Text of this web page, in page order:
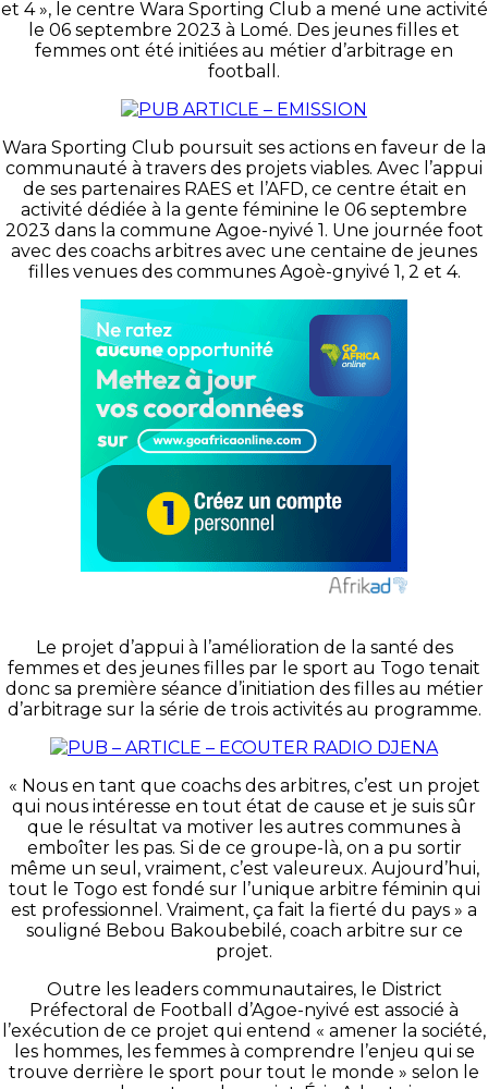
et 4 », le centre Wara Sporting Club a mené une activité
le 06 septembre 2023 à Lomé. Des jeunes filles et
femmes ont été initiées au métier d’arbitrage en
football.
Wara Sporting Club poursuit ses actions en faveur de la
communauté à travers des projets viables. Avec l’appui
de ses partenaires RAES et l’AFD, ce centre était en
activité dédiée à la gente féminine le 06 septembre
2023 dans la commune Agoe-nyivé 1. Une journée foot
avec des coachs arbitres avec une centaine de jeunes
filles venues des communes Agoè-gnyivé 1, 2 et 4.
Le projet d’appui à l’amélioration de la santé des
femmes et des jeunes filles par le sport au Togo tenait
donc sa première séance d’initiation des filles au métier
d’arbitrage sur la série de trois activités au programme.
« Nous en tant que coachs des arbitres, c’est un projet
qui nous intéresse en tout état de cause et je suis sûr
que le résultat va motiver les autres communes à
emboîter les pas. Si de ce groupe-là, on a pu sortir
même un seul, vraiment, c’est valeureux. Aujourd’hui,
tout le Togo est fondé sur l’unique arbitre féminin qui
est professionnel. Vraiment, ça fait la fierté du pays » a
souligné Bebou Bakoubebilé, coach arbitre sur ce
projet.
Outre les leaders communautaires, le District
Préfectoral de Football d’Agoe-nyivé est associé à
l’exécution de ce projet qui entend « amener la société,
les hommes, les femmes à comprendre l’enjeu qui se
trouve derrière le sport pour tout le monde » selon le